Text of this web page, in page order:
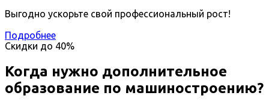
Выгодно ускорьте свой профессиональный рост!
Подробнее
Скидки до 40%
Когда нужно дополнительное
образование по машиностроению?